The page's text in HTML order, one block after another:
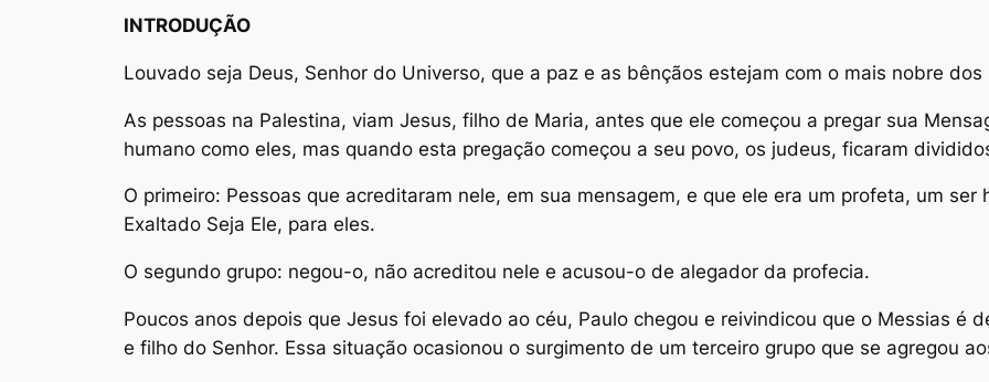
INTRODUÇÃO
Louvado seja Deus, Senhor do Universo, que a paz e as bênçãos estejam com o mais nobre
As pessoas na Palestina, viam Jesus, filho de Maria, antes que ele começou a pregar sua
humano como eles, mas quando esta pregação começou a seu povo, os judeus, ficaram
O primeiro: Pessoas que acreditaram nele, em sua mensagem, e que ele era um profeta, um ser
Exaltado Seja Ele, para eles.
O segundo grupo: negou-o, não acreditou nele e acusou-o de alegador da profecia.
Poucos anos depois que Jesus foi elevado ao céu, Paulo chegou e reivindicou que o Messias é
e filho do Senhor. Essa situação ocasionou o surgimento de um terceiro grupo que se agregou